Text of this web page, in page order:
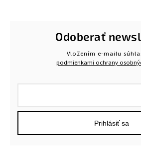
Odoberať
Vložením e-mailu
podmienkami ochrany
Prihlásiť sa